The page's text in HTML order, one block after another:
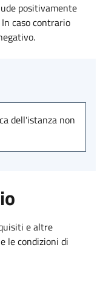
positivamente
caso contrario
dell'istanza non
e altre
le condizioni di